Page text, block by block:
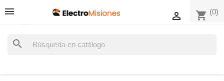
shopping_cart (0)

search